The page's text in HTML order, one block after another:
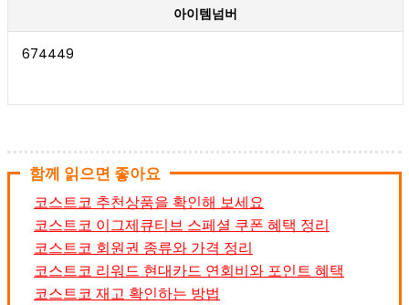
아이템넘버
674449
함께 읽으면 좋아요
코스트코 추천상품을 확인해 보세요
코스트코 이그제큐티브 스페셜 쿠폰 혜택 정리
코스트코 회원권 종류와 가격 정리
코스트코 리워드 현대카드 연회비와 포인트 혜택
코스트코 재고 확인하는 방법